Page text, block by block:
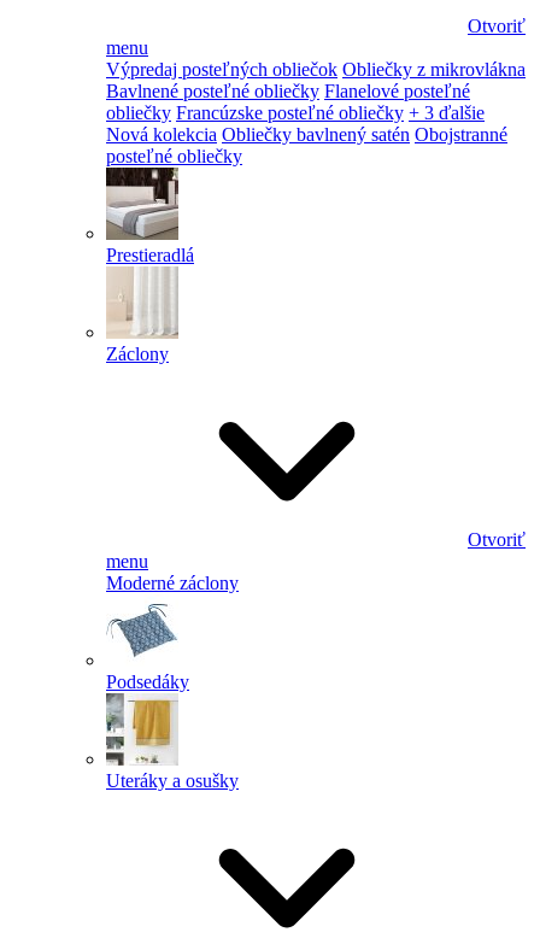
Otvoriť
menu
Výpredaj posteľných obliečok Obliečky z mikrovlákna
Bavlnené posteľné obliečky Flanelové posteľné
obliečky Francúzske posteľné obliečky + 3 ďalšie
Nová kolekcia Obliečky bavlnený satén Obojstranné
posteľné obliečky
Prestieradlá
Záclony
Otvoriť
menu
Moderné záclony
Podsedáky
Uteráky a osušky